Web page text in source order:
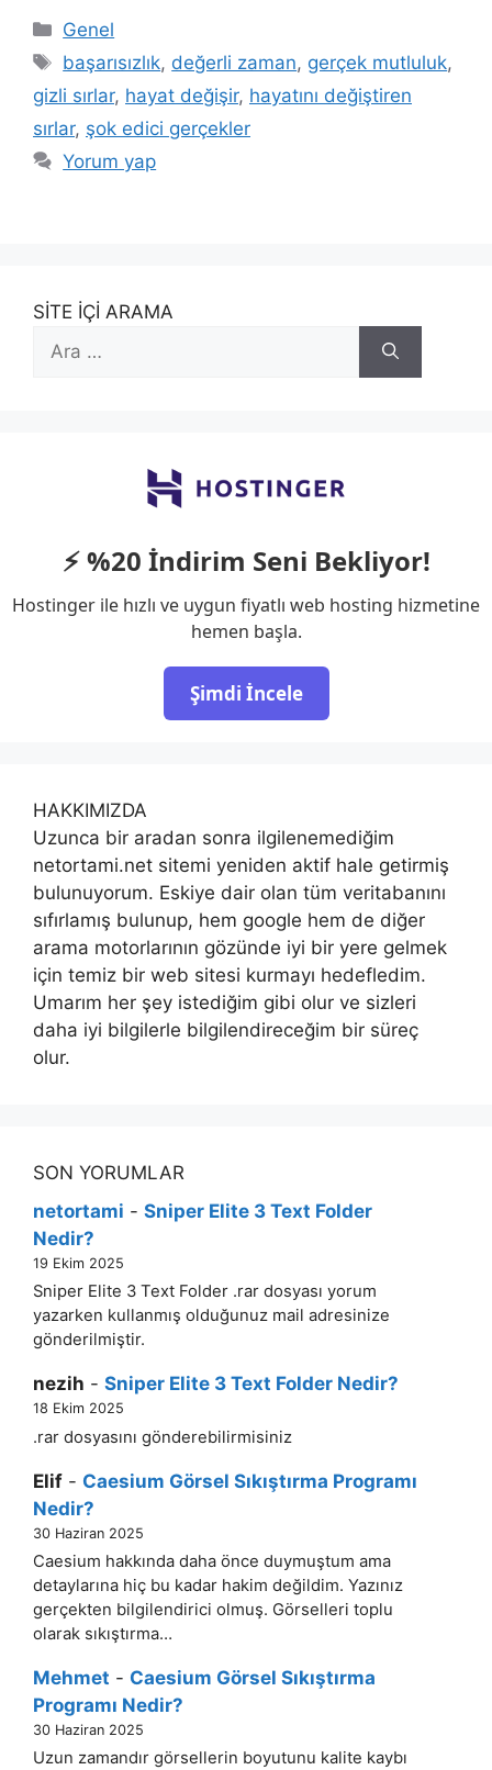
Kategoriler
Genel
Etiketler
başarısızlık, değerli zaman, gerçek mutluluk,
gizli sırlar, hayat değişir, hayatını değiştiren
sırlar, şok edici gerçekler
Yorum yap
SİTE İÇİ ARAMA
ara
⚡ %20 İndirim Seni Bekliyor!
Hostinger ile hızlı ve uygun fiyatlı web hosting hizmetine
hemen başla.
Şimdi İncele
HAKKIMIZDA
Uzunca bir aradan sonra ilgilenemediğim
netortami.net sitemi yeniden aktif hale getirmiş
bulunuyorum. Eskiye dair olan tüm veritabanını
sıfırlamış bulunup, hem google hem de diğer
arama motorlarının gözünde iyi bir yere gelmek
için temiz bir web sitesi kurmayı hedefledim.
Umarım her şey istediğim gibi olur ve sizleri
daha iyi bilgilerle bilgilendireceğim bir süreç
olur.
SON YORUMLAR
netortami - Sniper Elite 3 Text Folder
Nedir?
19 Ekim 2025
Sniper Elite 3 Text Folder .rar dosyası yorum
yazarken kullanmış olduğunuz mail adresinize
gönderilmiştir.
nezih - Sniper Elite 3 Text Folder Nedir?
18 Ekim 2025
.rar dosyasını gönderebilirmisiniz
Elif - Caesium Görsel Sıkıştırma Programı
Nedir?
30 Haziran 2025
Caesium hakkında daha önce duymuştum ama
detaylarına hiç bu kadar hakim değildim. Yazınız
gerçekten bilgilendirici olmuş. Görselleri toplu
olarak sıkıştırma…
Mehmet - Caesium Görsel Sıkıştırma
Programı Nedir?
30 Haziran 2025
Uzun zamandır görsellerin boyutunu kalite kaybı